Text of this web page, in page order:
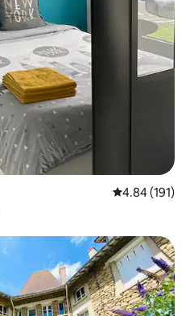
औसत रेटिंग 5 में से
4.84 (191)